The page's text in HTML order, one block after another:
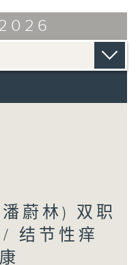
蔚林) 双职
结节性痒